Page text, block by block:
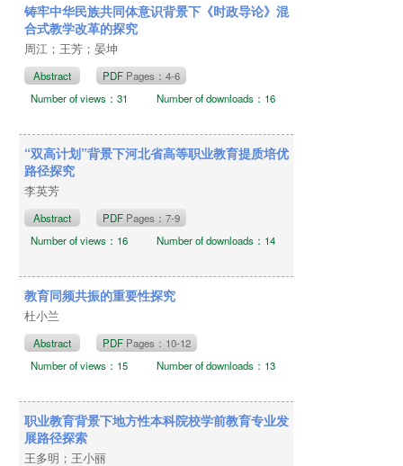
铸牢中华民族共同体意识背景下《时政导论》混
合式教学改革的探究
周江；王芳；晏坤
Abstract PDF Pages：4-6
Number of views：31
Number of downloads：16
“双高计划”背景下河北省高等职业教育提质培优
路径探究
李英芳
Abstract PDF Pages：7-9
Number of views：16
Number of downloads：14
教育同频共振的重要性探究
杜小兰
Abstract PDF Pages：10-12
Number of views：15
Number of downloads：13
职业教育背景下地方性本科院校学前教育专业发
展路径探索
王多明；王小丽